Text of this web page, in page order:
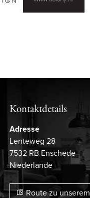
Kontaktdetails
Adresse
Lenteweg 28
7532 RB Enschede
Niederlande
Route zu unserem